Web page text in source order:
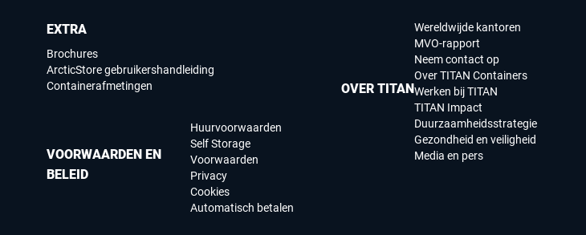
OVER TITAN
Wereldwijde kantoren
MVO-rapport
Neem contact op
Over TITAN Containers
Werken bij TITAN
TITAN Impact
Duurzaamheidsstrategie
Gezondheid en veiligheid
Media en pers
EXTRA
Brochures
ArcticStore gebruikershandleiding
Containerafmetingen
VOORWAARDEN EN
BELEID
Huurvoorwaarden
Self Storage
Voorwaarden
Privacy
Cookies
Automatisch betalen